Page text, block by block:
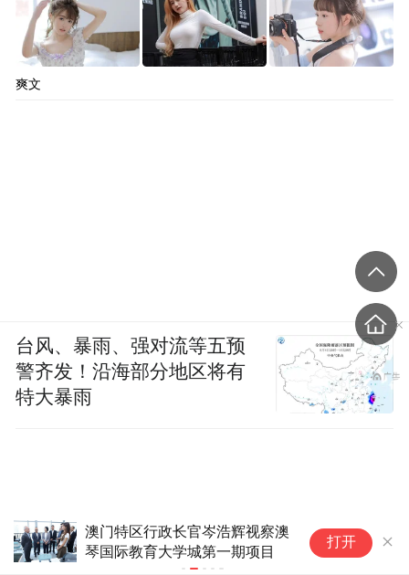
澳门特区行政长官岑浩辉视察澳
琴国际教育大学城第一期项目
打开
爽文
台风、暴雨、强对流等五预
警齐发！沿海部分地区将有
特大暴雨